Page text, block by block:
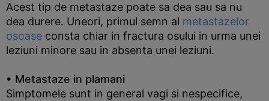
Acest tip de metastaze poate sa dea sau sa nu
dea durere. Uneori, primul semn al metastazelor
osoase consta chiar in fractura osului in urma unei
leziuni minore sau in absenta unei leziuni.
• Metastaze in plamani
Simptomele sunt in general vagi si nespecifice,